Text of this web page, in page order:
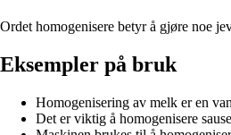
Ordet homogenisere betyr å gjøre noe
Eksempler på bruk
Homogenisering av melk er en
Det er viktig å homogenisere